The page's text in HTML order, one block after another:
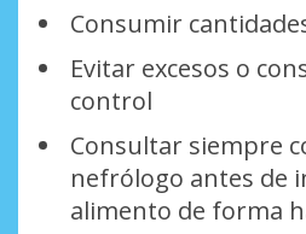
Consumir
Evitar excesos o
control
Consultar siempre
nefrólogo antes de
alimento de forma